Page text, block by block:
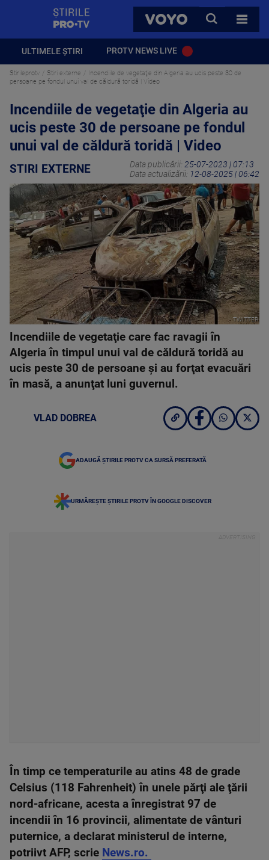
VOYO
CAUTA
TOATE
ULTIMELE ȘTIRI PROTV NEWS LIVE
Stirileprotv Stiri externe
Incendiile de vegetaţie din Algeria au ucis peste 30 de
persoane pe fondul unui val de căldură toridă | Video
Incendiile de vegetaţie din Algeria au
ucis peste 30 de persoane pe fondul
unui val de căldură toridă | Video
STIRI EXTERNE Data publicării: 25-07-2023 | 07:13
Data actualizării: 12-08-2025 | 06:42
TWITTER
Incendiile de vegetaţie care fac ravagii în
Algeria în timpul unui val de căldură toridă au
ucis peste 30 de persoane şi au forţat evacuări
în masă, a anunţat luni guvernul.
VLAD DOBREA
ADAUGĂ ȘTIRILE PROTV CA SURSĂ PREFERATĂ
URMĂREȘTE ȘTIRILE PROTV ÎN GOOGLE DISCOVER
În timp ce temperaturile au atins 48 de grade
Celsius (118 Fahrenheit) în unele părţi ale ţării
nord-africane, acesta a înregistrat 97 de
incendii în 16 provincii, alimentate de vânturi
puternice, a declarat ministerul de interne,
potriivt AFP, scrie News.ro.